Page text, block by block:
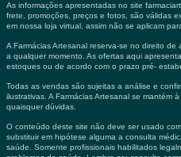
As informações apresentadas no site
frete, promoções, preços e fotos, são válidas
em nossa loja virtual, assim não se aplicam
A Farmácias Artesanal reserva-se no direito
a qualquer momento. As ofertas aqui
estoques ou de acordo com o prazo pré-
Todas as vendas são sujeitas a análise e
ilustrativas. A Farmácias Artesanal se mantém
quaisquer dúvidas.
O conteúdo deste site não deve ser usado
substituir em hipótese alguma a consulta
saúde. Somente profissionais habilitados